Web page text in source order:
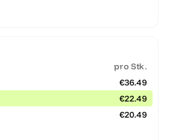
pro Stk.
€36.49
€22.49
€20.49